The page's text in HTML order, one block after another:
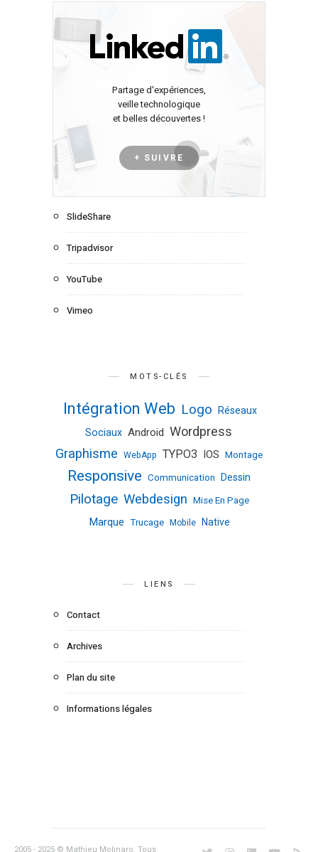
Partage d'expériences,
veille technologique
et belles découvertes !
+ SUIVRE
SlideShare
Tripadvisor
YouTube
Vimeo
MOTS-CLÉS
Intégration Web Logo Réseaux
Sociaux Android Wordpress
Graphisme WebApp TYPO3 IOS Montage
Responsive Communication Dessin
Pilotage Webdesign Mise En Page
Marque Trucage Mobile Native
LIENS
Contact
Archives
Plan du site
Informations légales